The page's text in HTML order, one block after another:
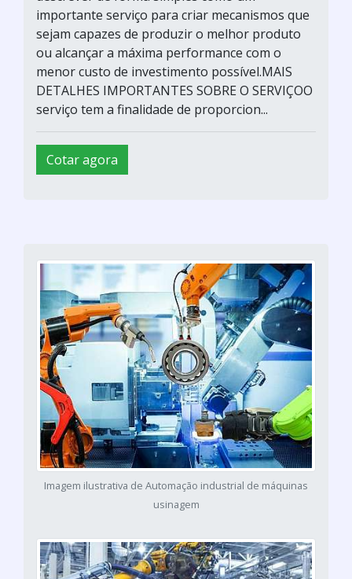
importante serviço para criar mecanismos que
sejam capazes de produzir o melhor produto
ou alcançar a máxima performance com o
menor custo de investimento possível.MAIS
DETALHES IMPORTANTES SOBRE O SERVIÇOO
serviço tem a finalidade de proporcion...
Cotar agora
Imagem ilustrativa de Automação industrial de máquinas
usinagem